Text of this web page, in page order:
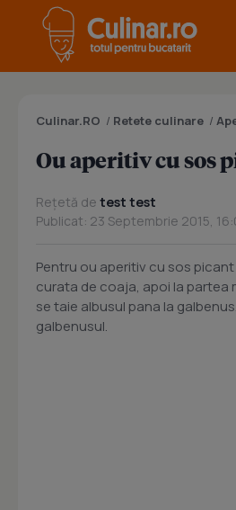
Culinar.RO / Retete culinare /
Ou aperitiv cu sos
Rețetă de test test
Publicat: 23 Septembrie 2015,
Pentru ou aperitiv cu sos
curata de coaja, apoi la partea
se taie albusul pana la
galbenusul.